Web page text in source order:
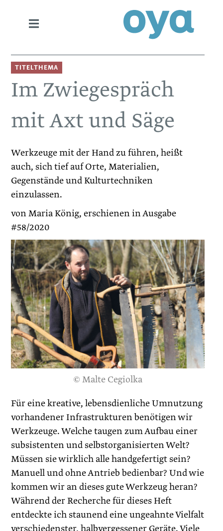
TITELTHEMA
Im Zwiegespräch
mit Axt und Säge
Werkzeuge mit der Hand zu führen, heißt
auch, sich tief auf Orte, Materialien,
Gegenstände und Kulturtechniken
einzulassen.
von Maria König, erschienen in Ausgabe
#58/2020
© Malte Cegiolka
Für eine kreative, lebensdienliche Umnutzung
vorhandener Infra­strukturen benötigen wir
Werkzeuge. Welche taugen zum Aufbau einer
subsistenten und selbstorganisierten Welt?
Müssen sie wirklich alle handgefertigt sein?
Manuell und ohne Antrieb bedienbar? Und wie
kommen wir an dieses gute Werkzeug heran?
Während der Recherche für dieses Heft
entdeckte ich staunend eine ungeahnte Vielfalt